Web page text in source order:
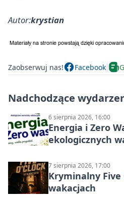
Autor:krystian
Zaobserwuj nas! Facebook
Nadchodzące
6 sierpnia 2026, 16:00
Energia i Zero
ekologicznych
7 sierpnia 2026, 17:00
Kryminalny Five
wakacjach